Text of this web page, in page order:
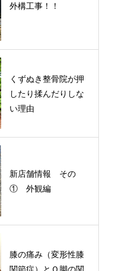
外構工事！！
くずぬき整骨院が押
したり揉んだりしな
い理由
新店舗情報 その
① 外観編
膝の痛み（変形性膝
関節症）とＯ脚の関